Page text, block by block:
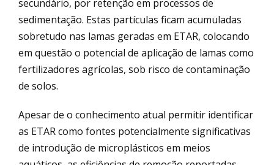
secundário, por retenção em processos de
sedimentação. Estas partículas ficam acumuladas
sobretudo nas lamas geradas em ETAR, colocando
em questão o potencial de aplicação de lamas como
fertilizadores agrícolas, sob risco de contaminação
de solos.
Apesar de o conhecimento atual permitir identificar
as ETAR como fontes potencialmente significativas
de introdução de microplásticos em meios